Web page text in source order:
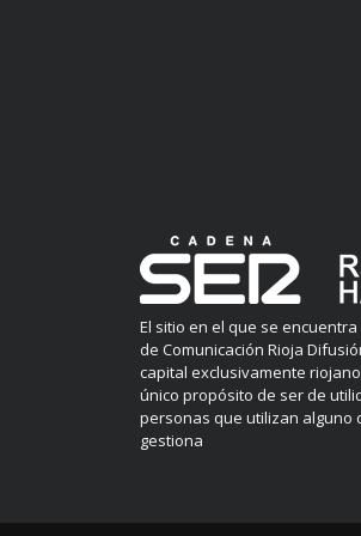
El sitio en el que se
de Comunicación Rioja
capital exclusivamente
único propósito de ser de
personas que utilizan alguno
gestiona